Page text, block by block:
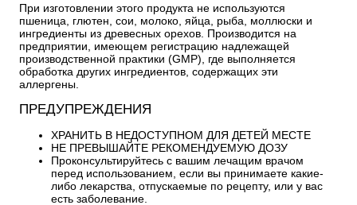
При изготовлении этого продукта не используются
пшеница, глютен, сои, молоко, яйца, рыба, моллюски и
ингредиенты из древесных орехов. Производится на
предприятии, имеющем регистрацию надлежащей
производственной практики (GMP), где выполняется
обработка других ингредиентов, содержащих эти
аллергены.
ПРЕДУПРЕЖДЕНИЯ
ХРАНИТЬ В НЕДОСТУПНОМ ДЛЯ ДЕТЕЙ МЕСТЕ
НЕ ПРЕВЫШАЙТЕ РЕКОМЕНДУЕМУЮ ДОЗУ
Проконсультируйтесь с вашим лечащим врачом
перед использованием, если вы принимаете какие-
либо лекарства, отпускаемые по рецепту, или у вас
есть заболевание.